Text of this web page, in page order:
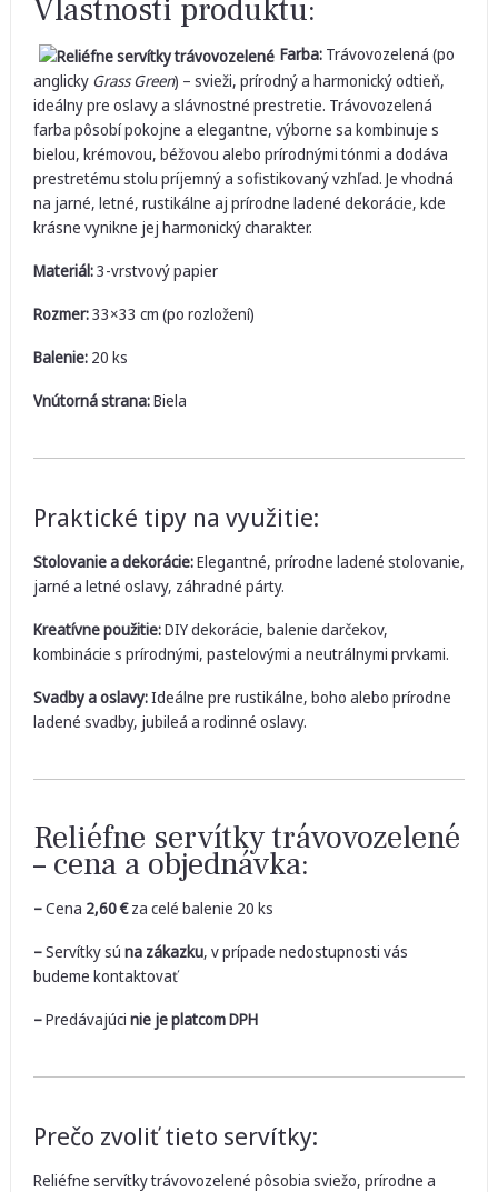
Vlastnosti produktu:
Farba:Trávovozelená (po
anglicky Grass Green) – svieži, prírodný a harmonický odtieň,
ideálny pre oslavy a slávnostné prestretie. Trávovozelená
farba pôsobí pokojne a elegantne, výborne sa kombinuje s
bielou, krémovou, béžovou alebo prírodnými tónmi a dodáva
prestretému stolu príjemný a sofistikovaný vzhľad. Je vhodná
na jarné, letné, rustikálne aj prírodne ladené dekorácie, kde
krásne vynikne jej harmonický charakter.
Materiál:3-vrstvový papier
Rozmer:33×33 cm (po rozložení)
Balenie:20 ks
Vnútorná strana:Biela
Praktické tipy na využitie:
Stolovanie a dekorácie:Elegantné, prírodne ladené stolovanie,
jarné a letné oslavy, záhradné párty.
Kreatívne použitie:DIY dekorácie, balenie darčekov,
kombinácie s prírodnými, pastelovými a neutrálnymi prvkami.
Svadby a oslavy:Ideálne pre rustikálne, boho alebo prírodne
ladené svadby, jubileá a rodinné oslavy.
Reliéfne servítky trávovozelené
– cena a objednávka:
–Cena 2,60€za celé balenie 20 ks
–Servítky sú na zákazku, v prípade nedostupnosti vás
budeme kontaktovať
–Predávajúci nie je platcom DPH
Prečo zvoliť tieto servítky:
Reliéfne servítky trávovozelené pôsobia sviežo, prírodne a